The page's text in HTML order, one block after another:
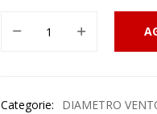
Categorie: DIAMETRO